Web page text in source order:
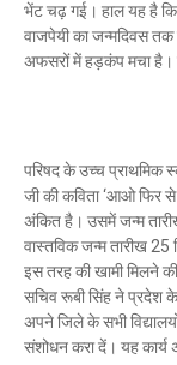
भेंट चढ़ गई। हाल यह है कि
वाजपेयी का जन्मदिवस
अफसरों में हड़कंप मचा है।
परिषद के उच्च प्राथमिक
जी की कविता ‘आओ फिर
अंकित है। उसमें जन्म
वास्तविक जन्म तारीख
इस तरह की खामी मिलने
सचिव रूबी सिंह ने प्रदेश के
अपने जिले के सभी
संशोधन करा दें। यह कार्य